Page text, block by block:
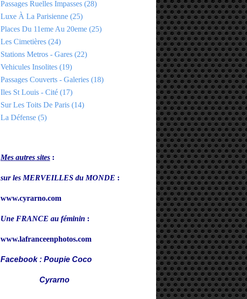
Passages Ruelles Impasses (28)
Luxe À La Parisienne (25)
Places Du 11eme Au 20eme (25)
Les Cimetières (24)
Stations Metros - Gares (22)
Vehicules Insolites (19)
Passages Couverts - Galeries (18)
Iles St Louis - Cité (17)
Sur Les Toits De Paris (14)
La Défense (5)
Mes autres sites :
sur les MERVEILLES du MONDE :
www.cyrarno.com
Une FRANCE au féminin :
www.lafranceenphotos.com
Facebook : Poupie Coco
Cyrarno